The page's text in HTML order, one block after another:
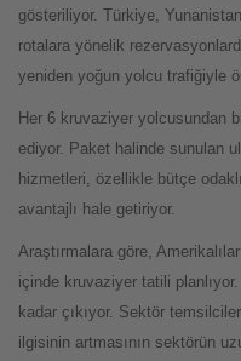
gösteriliyor. Türkiye,
rotalara yönelik
yeniden yoğun yolcu trafiğiyle
Her 6 kruvaziyer yolcusundan
ediyor. Paket halinde sunulan
hizmetleri, özellikle bütçe
avantajlı hale getiriyor.
Araştırmalara göre,
içinde kruvaziyer tatili
kadar çıkıyor. Sektör
ilgisinin artmasının sektörün